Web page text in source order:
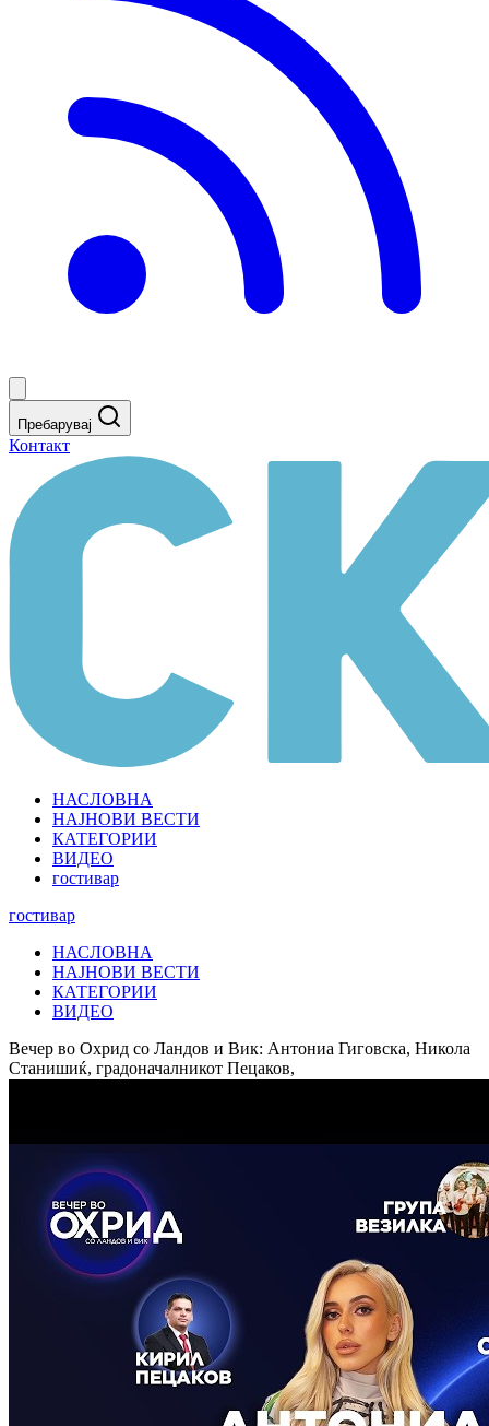
Пребарувај
Контакт
НАСЛОВНА
НАЈНОВИ ВЕСТИ
КАТЕГОРИИ
ВИДЕО
гостивар
гостивар
НАСЛОВНА
НАЈНОВИ ВЕСТИ
КАТЕГОРИИ
ВИДЕО
Вечер во Охрид со Ландов и Вик: Антониа Гиговска, Никола
Станишиќ, градоначалникот Пецаков,